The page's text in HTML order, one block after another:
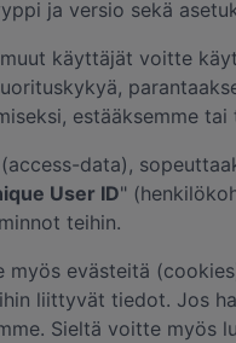
ja versio sekä
käyttäjät voitte
estääksemme
data),
User ID"
teihin.
evästeitä
liittyvät tiedot. Jos
Sieltä voitte myös